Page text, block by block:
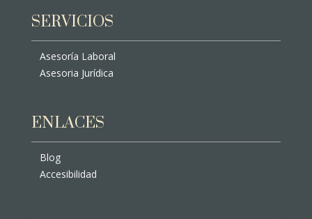
SERVICIOS
Asesoría Laboral
Asesoria Jurídica
ENLACES
Blog
Accesibilidad